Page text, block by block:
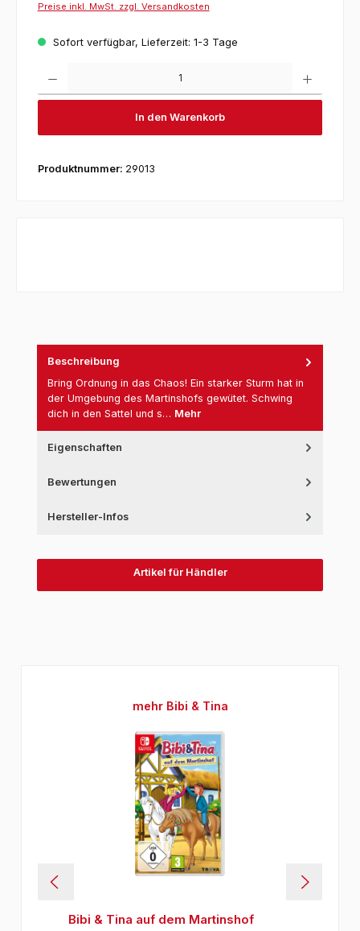
Preise inkl. MwSt. zzgl. Versandkosten
Sofort verfügbar, Lieferzeit: 1-3 Tage
In den Warenkorb
Produktnummer: 29013
Beschreibung
Bring Ordnung in das Chaos! Ein starker Sturm hat in
der Umgebung des Martinshofs gewütet. Schwing
dich in den Sattel und s… Mehr
Eigenschaften
Bewertungen
Hersteller-Infos
Artikel für Händler
Produktgalerie überspringen
mehr Bibi & Tina
Bibi & Tina auf dem Martinshof